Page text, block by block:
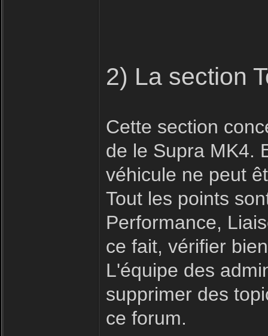
2) La section
Cette section
de le Supra MK4.
véhicule ne peut
Tout les points
Performance,
ce fait, vérifier
L'équipe des
supprimer des
ce forum.